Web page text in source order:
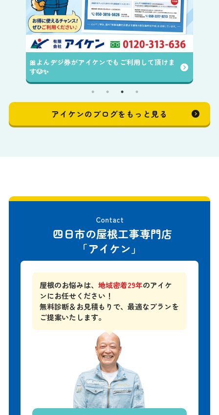
🎀よんデジ券がアイケンでもご利用して頂けま
す🐶✨️
アイケンのブログをもっと見る
Contact
四日市の屋根工事専門店
「アイケン」
屋根のお悩みは、地域密着29年のアイケ
ンにお任せください！
無料診断＆お見積もりで、最適なプランを
ご提案いたします。